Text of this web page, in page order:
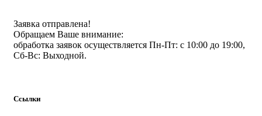
Заявка отправлена!
Обращаем Ваше внимание:
обработка заявок осуществляется Пн-Пт: с 10:00 до 19:00,
Сб-Вс: Выходной.
Ссылки